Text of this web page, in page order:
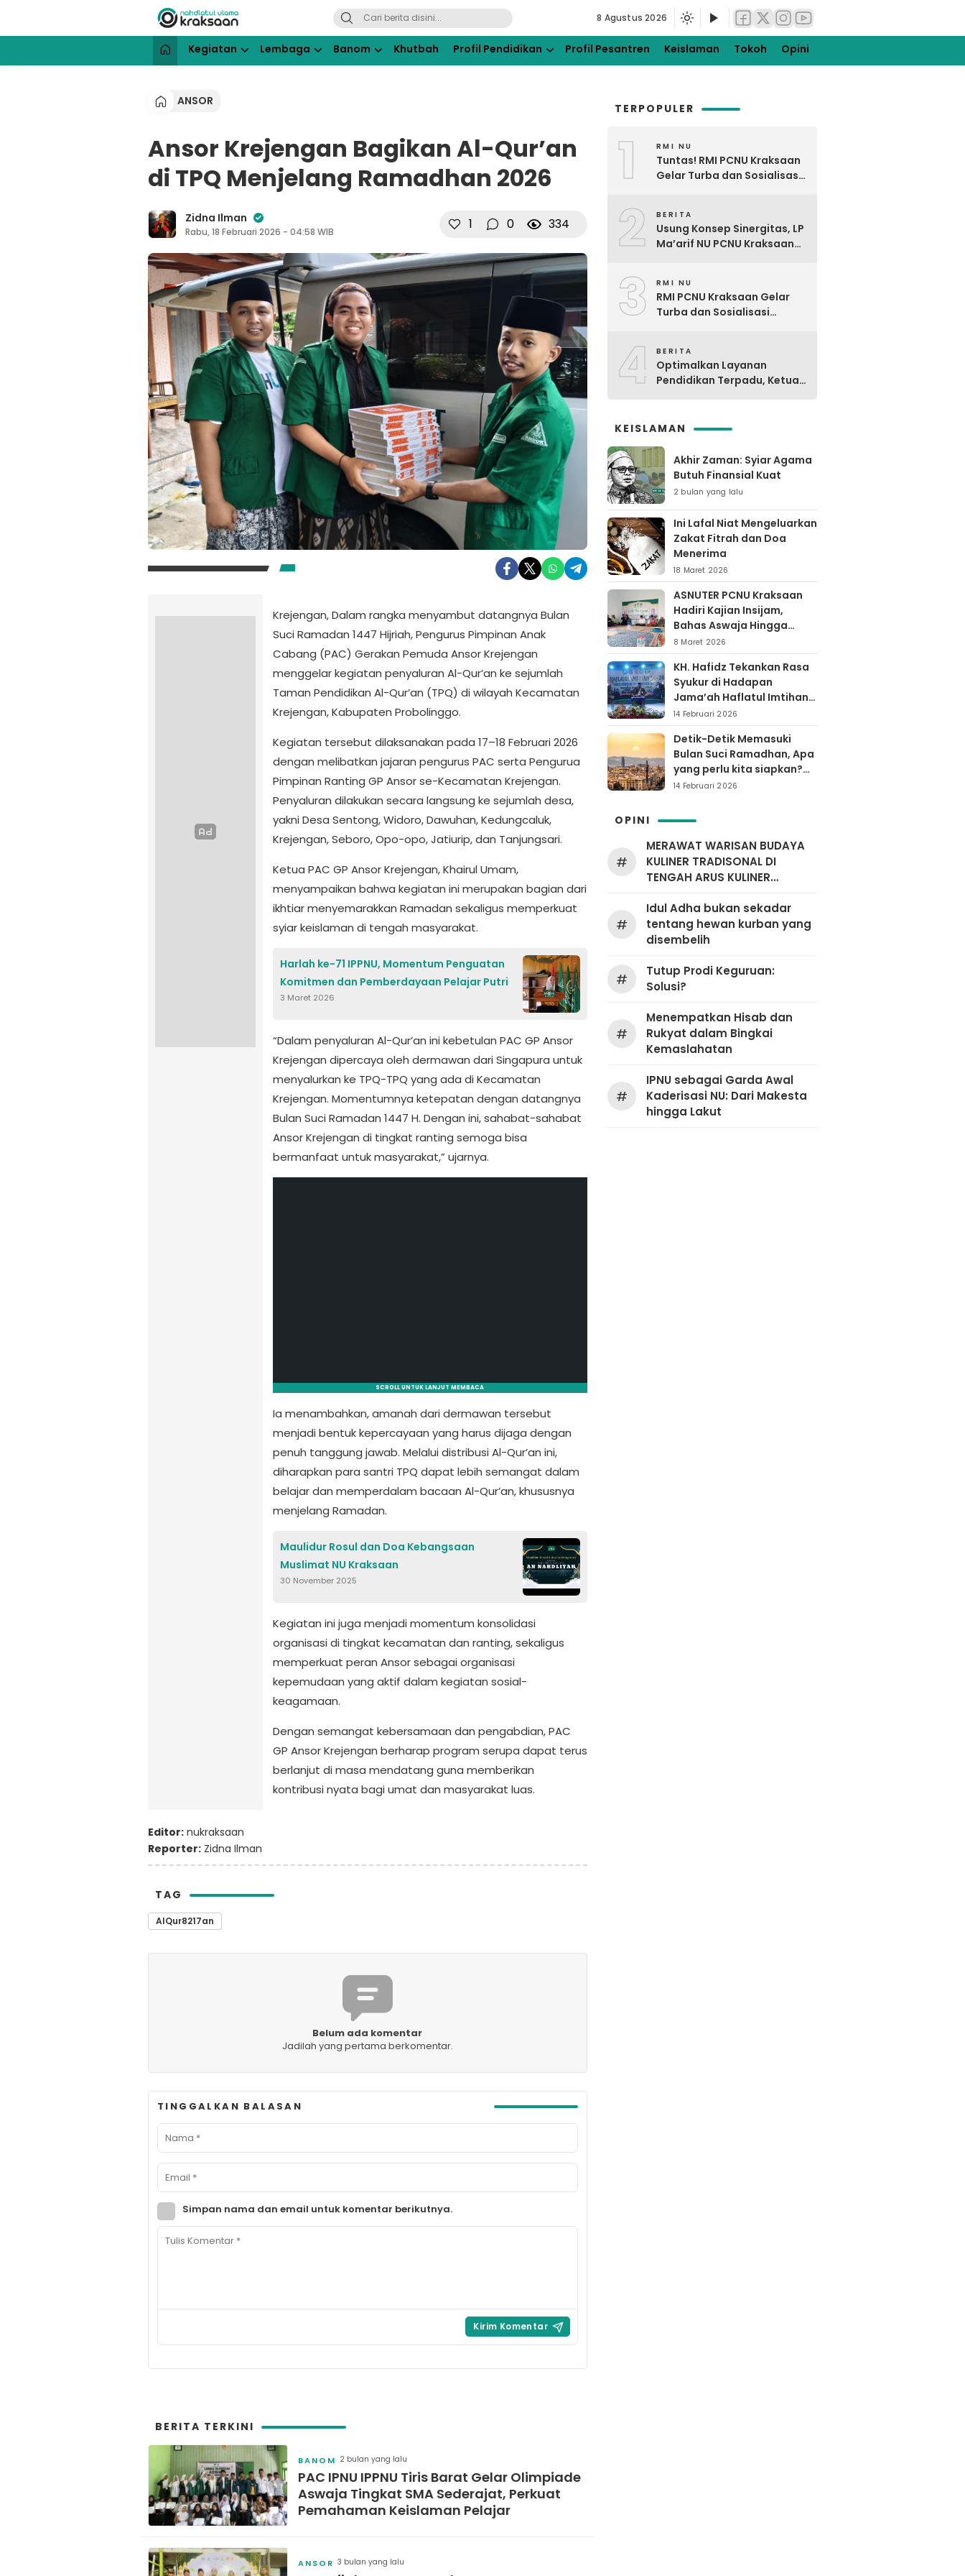
konten
NU Kraksaan
Website Resmi Pengurus Cabang Nahdlatul Ulama Kraksaan
8 Agustus 2026
Kegiatan Lembaga Banom Khutbah Profil Pendidikan Profil Pesantren Keislaman Tokoh Opini
ANSOR
Ansor Krejengan Bagikan Al-Qur’an
di TPQ Menjelang Ramadhan 2026
Zidna Ilman
Rabu, 18 Februari 2026 - 04:58 WIB 1 0 334
Krejengan, Dalam rangka menyambut datangnya Bulan
Suci Ramadan 1447 Hijriah, Pengurus Pimpinan Anak
Cabang (PAC) Gerakan Pemuda Ansor Krejengan
menggelar kegiatan penyaluran Al-Qur’an ke sejumlah
Taman Pendidikan Al-Qur’an (TPQ) di wilayah Kecamatan
Krejengan, Kabupaten Probolinggo.
Kegiatan tersebut dilaksanakan pada 17–18 Februari 2026
dengan melibatkan jajaran pengurus PAC serta Pengurua
Pimpinan Ranting GP Ansor se-Kecamatan Krejengan.
Penyaluran dilakukan secara langsung ke sejumlah desa,
yakni Desa Sentong, Widoro, Dawuhan, Kedungcaluk,
Krejengan, Seboro, Opo-opo, Jatiurip, dan Tanjungsari.
Ketua PAC GP Ansor Krejengan, Khairul Umam,
menyampaikan bahwa kegiatan ini merupakan bagian dari
ikhtiar menyemarakkan Ramadan sekaligus memperkuat
syiar keislaman di tengah masyarakat.
Harlah ke-71 IPPNU, Momentum Penguatan
Komitmen dan Pemberdayaan Pelajar Putri
3 Maret 2026
“Dalam penyaluran Al-Qur’an ini kebetulan PAC GP Ansor
Krejengan dipercaya oleh dermawan dari Singapura untuk
menyalurkan ke TPQ-TPQ yang ada di Kecamatan
Krejengan. Momentumnya ketepatan dengan datangnya
Bulan Suci Ramadan 1447 H. Dengan ini, sahabat-sahabat
Ansor Krejengan di tingkat ranting semoga bisa
bermanfaat untuk masyarakat,” ujarnya.
SCROLL UNTUK LANJUT MEMBACA
Ia menambahkan, amanah dari dermawan tersebut
menjadi bentuk kepercayaan yang harus dijaga dengan
penuh tanggung jawab. Melalui distribusi Al-Qur’an ini,
diharapkan para santri TPQ dapat lebih semangat dalam
belajar dan memperdalam bacaan Al-Qur’an, khususnya
menjelang Ramadan.
Maulidur Rosul dan Doa Kebangsaan
Muslimat NU Kraksaan
30 November 2025
Kegiatan ini juga menjadi momentum konsolidasi
organisasi di tingkat kecamatan dan ranting, sekaligus
memperkuat peran Ansor sebagai organisasi
kepemudaan yang aktif dalam kegiatan sosial-
keagamaan.
Dengan semangat kebersamaan dan pengabdian, PAC
GP Ansor Krejengan berharap program serupa dapat terus
berlanjut di masa mendatang guna memberikan
kontribusi nyata bagi umat dan masyarakat luas.
Editor: nukraksaan
Reporter: Zidna Ilman
TAG
AlQur8217an
Belum ada komentar
Jadilah yang pertama berkomentar.
TINGGALKAN BALASAN
Simpan nama dan email untuk komentar berikutnya.
BERITA TERKINI
BANOM 2 bulan yang lalu
PAC IPNU IPPNU Tiris Barat Gelar Olimpiade
Aswaja Tingkat SMA Sederajat, Perkuat
Pemahaman Keislaman Pelajar
ANSOR 3 bulan yang lalu
TERPOPULER
1 RMI NU
Tuntas! RMI PCNU Kraksaan
Gelar Turba dan Sosialisasi
2 BERITA
Usung Konsep Sinergitas, LP
Ma’arif NU PCNU Kraksaan
3 RMI NU
RMI PCNU Kraksaan Gelar
Turba dan Sosialisasi
4 BERITA
Optimalkan Layanan
Pendidikan Terpadu, Ketua
KEISLAMAN
Akhir Zaman: Syiar Agama
Butuh Finansial Kuat
2 bulan yang lalu
Ini Lafal Niat Mengeluarkan
Zakat Fitrah dan Doa
Menerima
18 Maret 2026
ASNUTER PCNU Kraksaan
Hadiri Kajian Insijam,
Bahas Aswaja Hingga
Dinamika Timur Tengah
8 Maret 2026
KH. Hafidz Tekankan Rasa
Syukur di Hadapan
Jama’ah Haflatul Imtihan
Arrozaq Bucor
Probolinggo
14 Februari 2026
Detik-Detik Memasuki
Bulan Suci Ramadhan, Apa
yang perlu kita siapkan?
Yuk simak…
14 Februari 2026
OPINI
#
MERAWAT WARISAN BUDAYA
KULINER TRADISONAL DI
TENGAH ARUS KULINER
#
Idul Adha bukan sekadar
tentang hewan kurban yang
disembelih
#
Tutup Prodi Keguruan:
Solusi?
#
Menempatkan Hisab dan
Rukyat dalam Bingkai
Kemaslahatan
#
IPNU sebagai Garda Awal
Kaderisasi NU: Dari Makesta
hingga Lakut